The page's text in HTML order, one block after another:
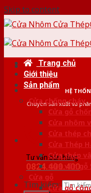
Skip to content
HỆ
Chuyên sản xuất và
Tư vấn bán hàng
0824.400.400
Tìm kiếm:
Trang chủ
Giới thiệu
Sản phẩm
Cửa chống cháy
Cửa gỗ
Cửa nhôm
Cửa thép
Cửa Thép
Cửa thép
Cửa vân gỗ
Cửa gỗ
Cửa gỗ